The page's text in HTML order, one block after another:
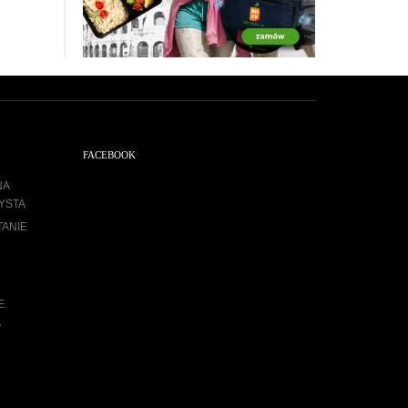
FACEBOOK